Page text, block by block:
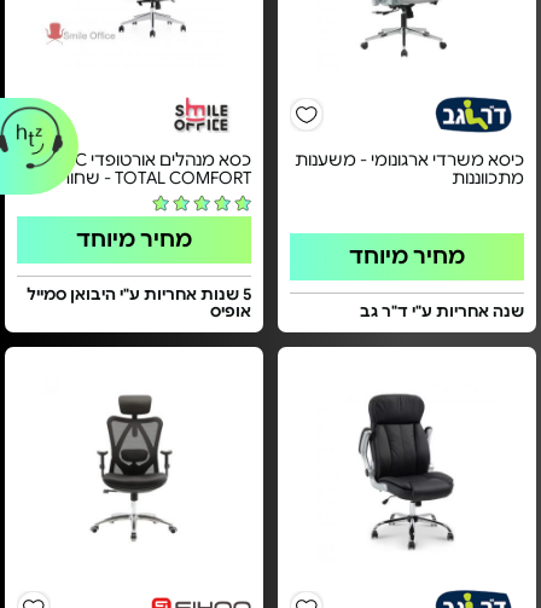
כיסא משרדי ארגונומי - משענות
מתכווננות
מחיר מיוחד
שנה אחריות ע"י ד"ר גב
כסא מנהלים אורטופדי CLASIC
TOTAL COMFORT - שחור
מחיר מיוחד
5 שנות אחריות ע"י היבואן סמייל
אופיס